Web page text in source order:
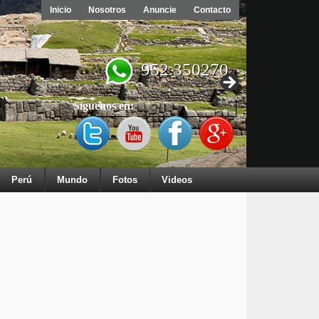
Inicio Nosotros Anuncie Contacto
952 350270
Síguenos en:
Perú Mundo Fotos Videos